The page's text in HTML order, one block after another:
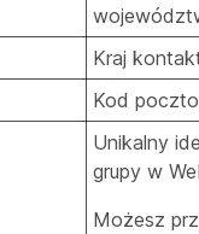
Kraj
Kod
Unikalny
grupy w
Możesz